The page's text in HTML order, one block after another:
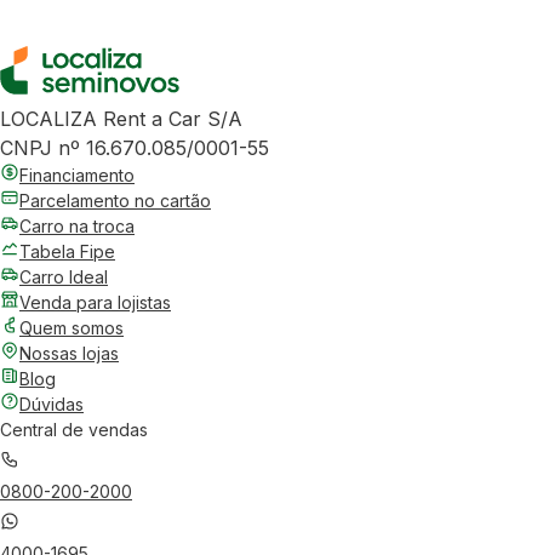
LOCALIZA Rent a Car S/A
CNPJ nº 16.670.085/0001-55
Financiamento
Parcelamento no cartão
Carro na troca
Tabela Fipe
Carro Ideal
Venda para lojistas
Quem somos
Nossas lojas
Blog
Dúvidas
Central de vendas
0800-200-2000